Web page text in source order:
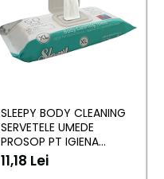
SLEEPY BODY CLEANING
SERVETELE UMEDE
PROSOP PT IGIENA
CORPORALA SENSITIVE
XL 50 BUC
11,18 Lei